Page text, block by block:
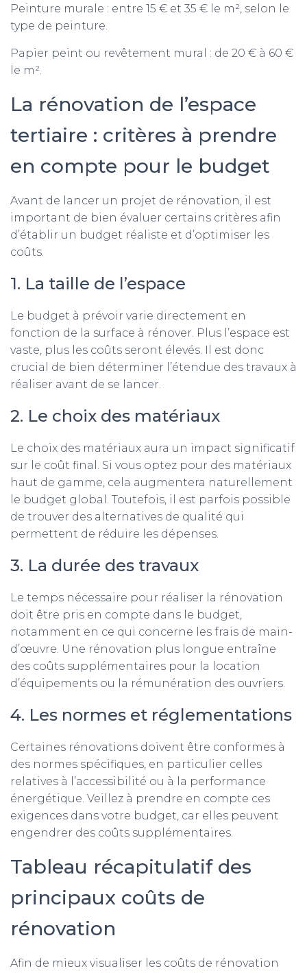
Peinture murale : entre 15 € et 35 € le m², selon le
type de peinture.
Papier peint ou revêtement mural : de 20 € à 60 €
le m².
La rénovation de l’espace
tertiaire : critères à prendre
en compte pour le budget
Avant de lancer un projet de rénovation, il est
important de bien évaluer certains critères afin
d’établir un budget réaliste et d’optimiser les
coûts.
1. La taille de l’espace
Le budget à prévoir varie directement en
fonction de la surface à rénover. Plus l’espace est
vaste, plus les coûts seront élevés. Il est donc
crucial de bien déterminer l’étendue des travaux à
réaliser avant de se lancer.
2. Le choix des matériaux
Le choix des matériaux aura un impact significatif
sur le coût final. Si vous optez pour des matériaux
haut de gamme, cela augmentera naturellement
le budget global. Toutefois, il est parfois possible
de trouver des alternatives de qualité qui
permettent de réduire les dépenses.
3. La durée des travaux
Le temps nécessaire pour réaliser la rénovation
doit être pris en compte dans le budget,
notamment en ce qui concerne les frais de main-
d’œuvre. Une rénovation plus longue entraîne
des coûts supplémentaires pour la location
d’équipements ou la rémunération des ouvriers.
4. Les normes et réglementations
Certaines rénovations doivent être conformes à
des normes spécifiques, en particulier celles
relatives à l’accessibilité ou à la performance
énergétique. Veillez à prendre en compte ces
exigences dans votre budget, car elles peuvent
engendrer des coûts supplémentaires.
Tableau récapitulatif des
principaux coûts de
rénovation
Afin de mieux visualiser les coûts de rénovation